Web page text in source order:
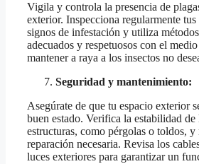
Vigila y controla la presencia de
exterior. Inspecciona regularmente tus
signos de infestación y utiliza
adecuados y respetuosos con el
mantener a raya a los insectos no
Seguridad y mantenimiento:
Asegúrate de que tu espacio exterior
buen estado. Verifica la estabilidad de
estructuras, como pérgolas o toldos,
reparación necesaria. Revisa los
luces exteriores para garantizar un